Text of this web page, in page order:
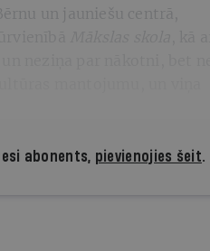
un jauniešu centrā,
abonents, pievienojies šeit.